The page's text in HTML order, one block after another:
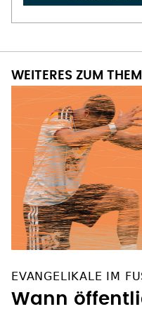
WEITERES ZUM
EVANGELIKALE IM
Wann